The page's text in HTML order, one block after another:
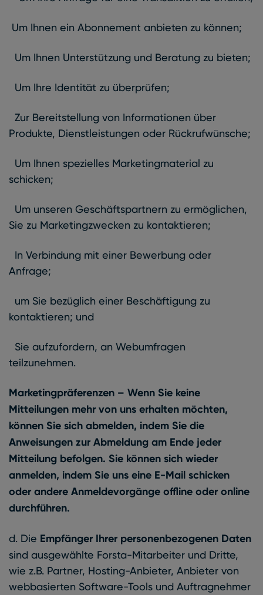
Um Ihnen ein Abonnement anbieten zu können;
Um Ihnen Unterstützung und Beratung zu bieten;
Um Ihre Identität zu überprüfen;
Zur Bereitstellung von Informationen über
Produkte, Dienstleistungen oder Rückrufwünsche;
Um Ihnen spezielles Marketingmaterial zu
schicken;
Um unseren Geschäftspartnern zu ermöglichen,
Sie zu Marketingzwecken zu kontaktieren;
In Verbindung mit einer Bewerbung oder
Anfrage;
um Sie bezüglich einer Beschäftigung zu
kontaktieren; und
Sie aufzufordern, an Webumfragen
teilzunehmen.
Marketingpräferenzen – Wenn Sie keine
Mitteilungen mehr von uns erhalten möchten,
können Sie sich abmelden, indem Sie die
Anweisungen zur Abmeldung am Ende jeder
Mitteilung befolgen. Sie können sich wieder
anmelden, indem Sie uns eine E-Mail schicken
oder andere Anmeldevorgänge offline oder online
durchführen.
d. Die Empfänger Ihrer personenbezogenen Daten
sind ausgewählte Forsta-Mitarbeiter und Dritte,
wie z.B. Partner, Hosting-Anbieter, Anbieter von
webbasierten Software-Tools und Auftragnehmer